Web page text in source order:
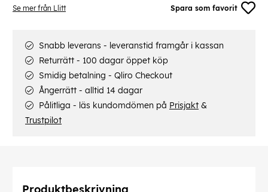
Se mer från Llitt Spara som favorit
Snabb leverans - leveranstid framgår i kassan
Returrätt - 100 dagar öppet köp
Smidig betalning - Qliro Checkout
Ångerrätt - alltid 14 dagar
Pålitliga - läs kundomdömen på Prisjakt &
Trustpilot